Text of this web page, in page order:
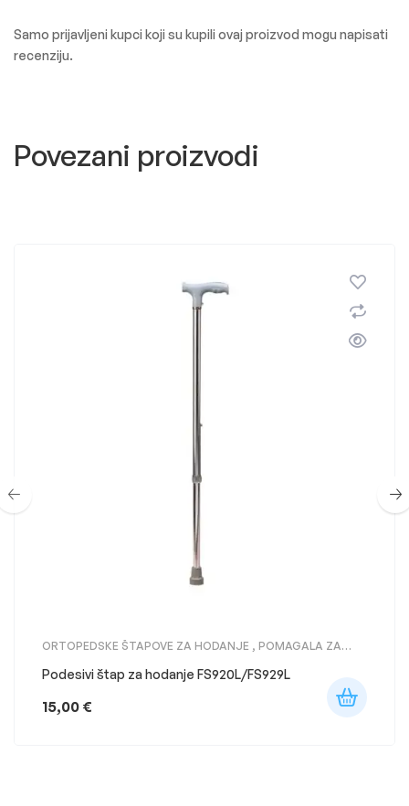
Samo prijavljeni kupci koji su kupili ovaj proizvod mogu napisati
recenziju.
ORTOPEDSKE ŠTAPOVE ZA HODANJE , POMAGALA ZA
Podesivi štap za hodanje FS920L/FS929L
15,00 €